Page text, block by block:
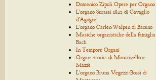
Domenico Zipoli Opere per Organo
L'organo Serassi 1842 di Cavaglio
d'Agogna
L'organo Carlen-Walpen di Baceno
Musiche organistiche della famiglia
Bach
In Tempore Organi
Organi storici di Moncrivello e
Mazzè
L'organo Bruna Vegezzi-Bossi di